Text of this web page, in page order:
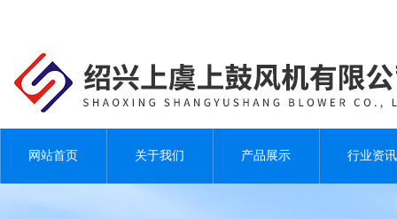
网站首页 关于我们 产品展示 行业资讯